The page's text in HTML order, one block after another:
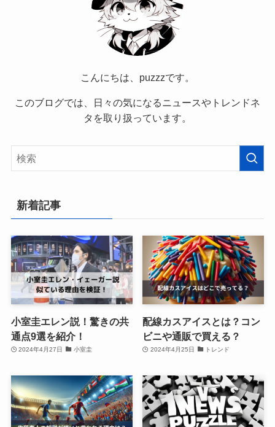
こんにちは、puzzzです。
このブログでは、日々の気になるニュースやトレンドネ
タを取り扱っています。
新着記事
小室圭エレン説！驚きの共
通点9選を紹介！
2024年4月27日 小室圭
配線カスアイスとは？コン
ビニや通販で買える？
2024年4月25日 トレンド